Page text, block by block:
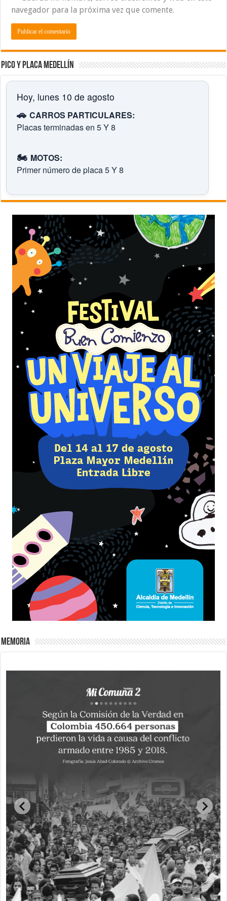
navegador para la próxima vez que comente.
Pico y placa Medellín
Hoy, lunes 10 de agosto
🚗 CARROS PARTICULARES:
Placas terminadas en 5 Y 8
🏍️ MOTOS:
Primer número de placa 5 Y 8
Memoria